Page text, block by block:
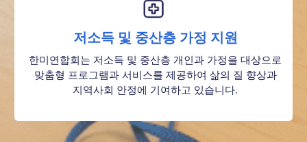
저소득 및 중산층 가정 지원
한미연합회는 저소득 및 중산층 개인과 가정을 대상으로
맞춤형 프로그램과 서비스를 제공하여 삶의 질 향상과
지역사회 안정에 기여하고 있습니다.